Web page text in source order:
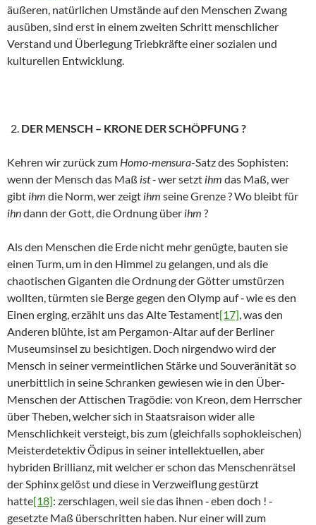
äußeren, natürlichen Umstände auf den Menschen Zwang
ausüben, sind erst in einem zweiten Schritt menschlicher
Verstand und Überlegung Triebkräfte einer sozialen und
kulturellen Entwicklung.
DER MENSCH – KRONE DER SCHÖPFUNG ?
Kehren wir zurück zum Homo-mensura-Satz des Sophisten:
wenn der Mensch das Maß ist‑ wer setzt ihm das Maß, wer
gibt ihm die Norm, wer zeigt ihm seine Grenze ? Wo bleibt für
ihndann der Gott, die Ordnung über ihm ?
Als den Menschen die Erde nicht mehr genügte, bauten sie
einen Turm, um in den Himmel zu gelangen, und als die
chaotischen Giganten die Ordnung der Götter umstürzen
wollten, türmten sie Berge gegen den Olymp auf ‑ wie es den
Einen erging, erzählt uns das Alte Testament[17], was den
Anderen blühte, ist am Pergamon-Altar auf der Berliner
Museumsinsel zu besichtigen. Doch nirgendwo wird der
Mensch in seiner vermeintlichen Stärke und Souveränität so
unerbittlich in seine Schranken gewiesen wie in den Über-
Menschen der Attischen Tragödie: von Kreon, dem Herrscher
über Theben, welcher sich in Staatsraison wider alle
Menschlichkeit versteigt, bis zum (gleichfalls sophokleischen)
Meisterdetektiv Ödipus in seiner intellektuellen, aber
hybriden Brillianz, mit welcher er schon das Menschenrätsel
der Sphinx gelöst und diese in Verzweiflung gestürzt
hatte[18]: zerschlagen, weil sie das ihnen ‑ eben doch ! ‑
gesetzte Maß überschritten haben. Nur einer will zum